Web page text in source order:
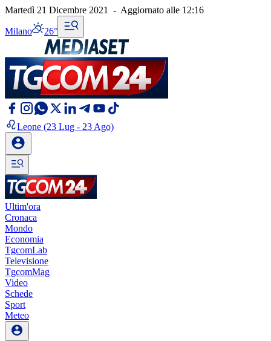
Martedì 21 Dicembre 2021 - Aggiornato alle 12:16
Milano 26°
Leone (23 Lug - 23 Ago)
Ultim'ora
Cronaca
Mondo
Economia
TgcomLab
Televisione
TgcomMag
Video
Schede
Sport
Meteo